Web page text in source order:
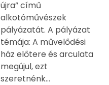
újra” című
alkotóművészek
pályázatát. A pályázat
témája: A művelődési
ház előtere és arculata
megújul, ezt
szeretnénk